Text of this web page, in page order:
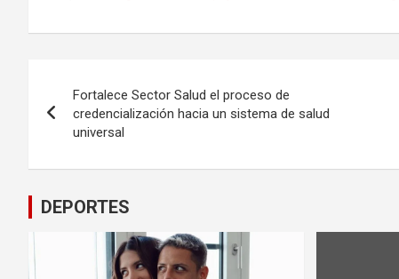
de
Fortalece Sector Salud el proceso de
credencialización hacia un sistema de salud
universal
DEPORTES